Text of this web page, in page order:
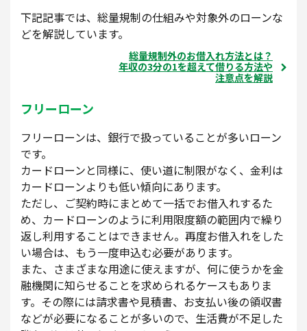
下記記事では、総量規制の仕組みや対象外のローンな
どを解説しています。
総量規制外のお借入れ方法とは？
年収の3分の1を超えて借りる方法や
注意点を解説
フリーローン
フリーローンは、銀行で扱っていることが多いローン
です。
カードローンと同様に、使い道に制限がなく、金利は
カードローンよりも低い傾向にあります。
ただし、ご契約時にまとめて一括でお借入れするた
め、カードローンのように利用限度額の範囲内で繰り
返し利用することはできません。再度お借入れをした
い場合は、もう一度申込む必要があります。
また、さまざまな用途に使えますが、何に使うかを金
融機関に知らせることを求められるケースもありま
す。その際には請求書や見積書、お支払い後の領収書
などが必要になることが多いので、生活費が不足した